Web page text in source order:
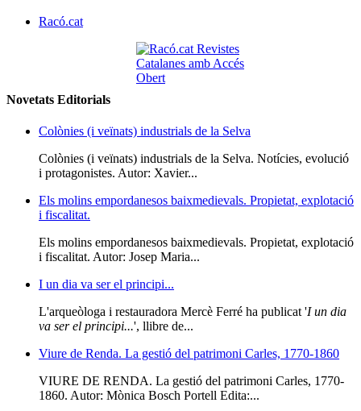
Racó.cat
Novetats Editorials
Colònies (i veïnats) industrials de la Selva
Colònies (i veïnats) industrials de la Selva. Notícies, evolució
i protagonistes. Autor: Xavier...
Els molins empordanesos baixmedievals. Propietat, explotació
i fiscalitat.
Els molins empordanesos baixmedievals. Propietat, explotació
i fiscalitat. Autor: Josep Maria...
I un dia va ser el principi...
L'arqueòloga i restauradora Mercè Ferré ha publicat 'I un dia
va ser el principi...', llibre de...
Viure de Renda. La gestió del patrimoni Carles, 1770-1860
VIURE DE RENDA. La gestió del patrimoni Carles, 1770-
1860. Autor: Mònica Bosch Portell Edita:...